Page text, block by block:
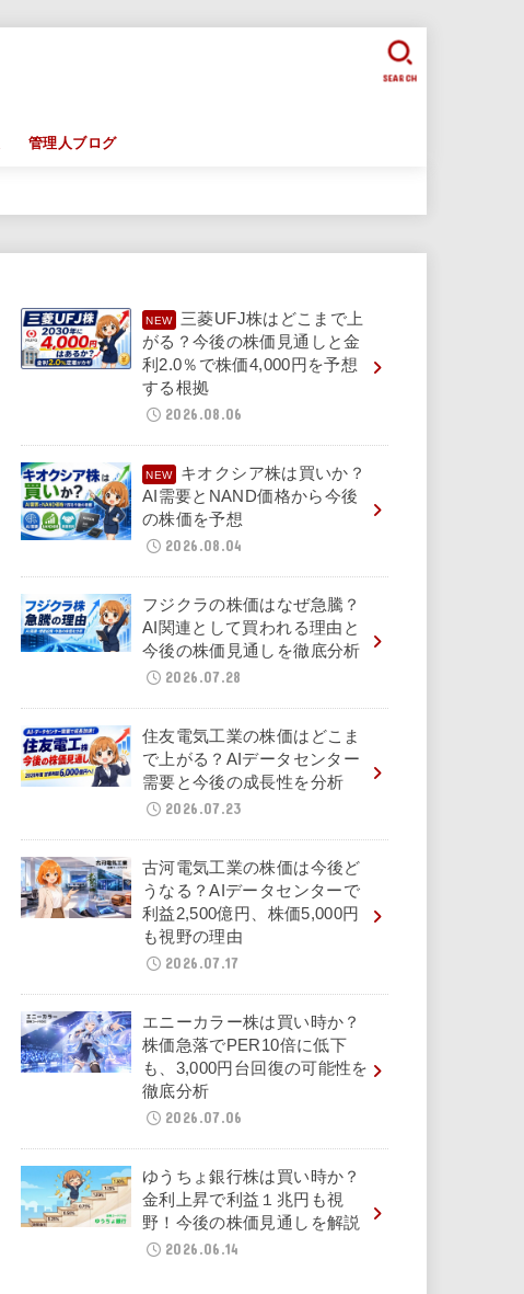
管理人ブログ
SEARCH
三菱UFJ株はどこまで上
がる？今後の株価見通しと金
利2.0％で株価4,000円を予想
する根拠
2026.08.06
キオクシア株は買いか？
AI需要とNAND価格から今後
の株価を予想
2026.08.04
フジクラの株価はなぜ急騰？
AI関連として買われる理由と
今後の株価見通しを徹底分析
2026.07.28
住友電気工業の株価はどこま
で上がる？AIデータセンター
需要と今後の成長性を分析
2026.07.23
古河電気工業の株価は今後ど
うなる？AIデータセンターで
利益2,500億円、株価5,000円
も視野の理由
2026.07.17
エニーカラー株は買い時か？
株価急落でPER10倍に低下
も、3,000円台回復の可能性を
徹底分析
2026.07.06
ゆうちょ銀行株は買い時か？
金利上昇で利益１兆円も視
野！今後の株価見通しを解説
2026.06.14